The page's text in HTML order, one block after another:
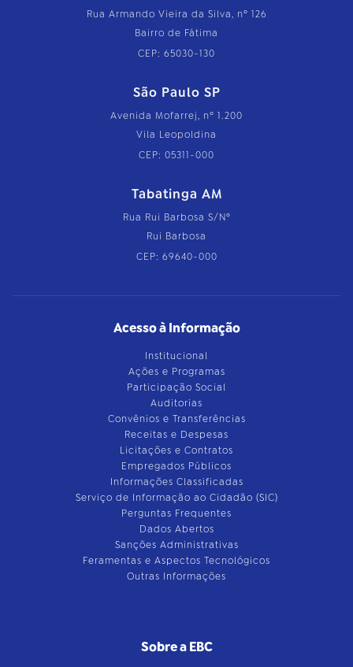
Rua Armando Vieira da Silva, nº 126
Bairro de Fátima
CEP: 65030-130
São Paulo SP
Avenida Mofarrej, nº 1.200
Vila Leopoldina
CEP: 05311-000
Tabatinga AM
Rua Rui Barbosa S/Nº
Rui Barbosa
CEP: 69640-000
Acesso à Informação
Institucional
Ações e Programas
Participação Social
Auditorias
Convênios e Transferências
Receitas e Despesas
Licitações e Contratos
Empregados Públicos
Informações Classificadas
Serviço de Informação ao Cidadão (SIC)
Perguntas Frequentes
Dados Abertos
Sanções Administrativas
Feramentas e Aspectos Tecnológicos
Outras Informações
Sobre a EBC